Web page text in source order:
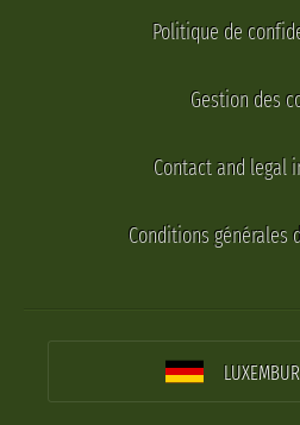
Politique de
Gestion des
Contact and legal
Conditions générales